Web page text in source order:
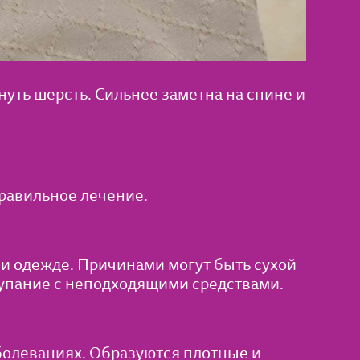
шерсть. Сильнее заметна на спине и
лечение.
одежде. Причинами могут быть сухой
с неподходящими средствами.
Образуются плотные и